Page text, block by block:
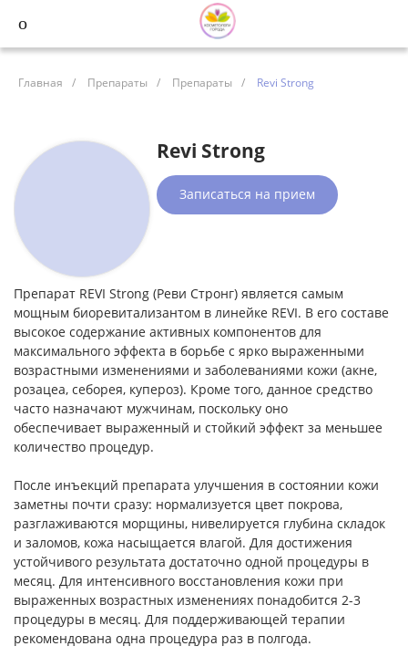
Главная / Препараты / Препараты / Revi Strong
Revi Strong
Записаться на прием
Препарат REVI Strong (Реви Стронг) является самым
мощным биоревитализантом в линейке REVI. В его составе
высокое содержание активных компонентов для
максимального эффекта в борьбе с ярко выраженными
возрастными изменениями и заболеваниями кожи (акне,
розацеа, себорея, купероз). Кроме того, данное средство
часто назначают мужчинам, поскольку оно
обеспечивает выраженный и стойкий эффект за меньшее
количество процедур.
После инъекций препарата улучшения в состоянии кожи
заметны почти сразу: нормализуется цвет покрова,
разглаживаются морщины, нивелируется глубина складок
и заломов, кожа насыщается влагой. Для достижения
устойчивого результата достаточно одной процедуры в
месяц. Для интенсивного восстановления кожи при
выраженных возрастных изменениях понадобится 2-3
процедуры в месяц. Для поддерживающей терапии
рекомендована одна процедура раз в полгода.